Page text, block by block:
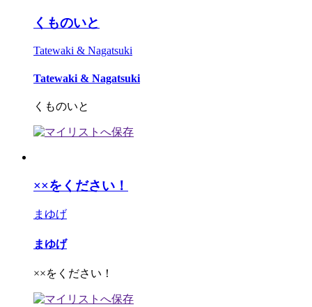
くものいと
Tatewaki & Nagatsuki
Tatewaki & Nagatsuki
くものいと
××をください！
まゆげ
まゆげ
××をください！